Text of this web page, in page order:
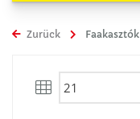
Zurück Faakasztók